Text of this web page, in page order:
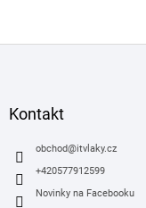
Kontakt
obchod@itvlaky.cz
+420577912599
Novinky na Facebooku